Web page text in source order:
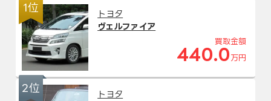
1位
トヨタ
ヴェルファイア
買取金額
440.0 万円
2位
トヨタ